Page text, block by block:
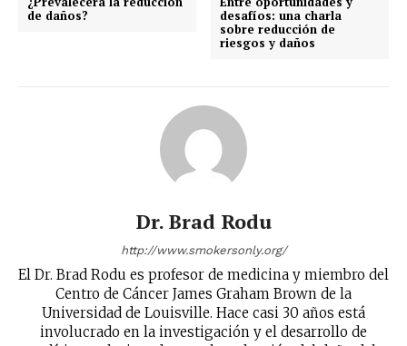
de daños?
desafíos: una charla
sobre reducción de
riesgos y daños
Dr. Brad Rodu
http://www.smokersonly.org/
El Dr. Brad Rodu es profesor de medicina y miembro del
Centro de Cáncer James Graham Brown de la
Universidad de Louisville. Hace casi 30 años está
involucrado en la investigación y el desarrollo de